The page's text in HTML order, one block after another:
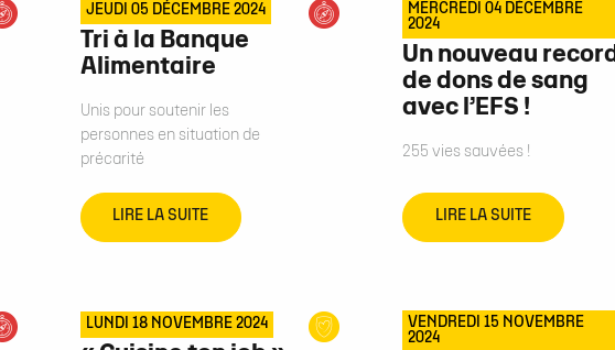
JEUDI 05 DÉCEMBRE 2024
Tri à la Banque
Alimentaire
Unis pour soutenir les
personnes en situation de
précarité
LIRE LA SUITE
MERCREDI 04 DÉCEMBRE
2024
Un nouveau record
de dons de sang
avec l’EFS !
255 vies sauvées !
LIRE LA SUITE
LUNDI 18 NOVEMBRE 2024
VENDREDI 15 NOVEMBRE
2024